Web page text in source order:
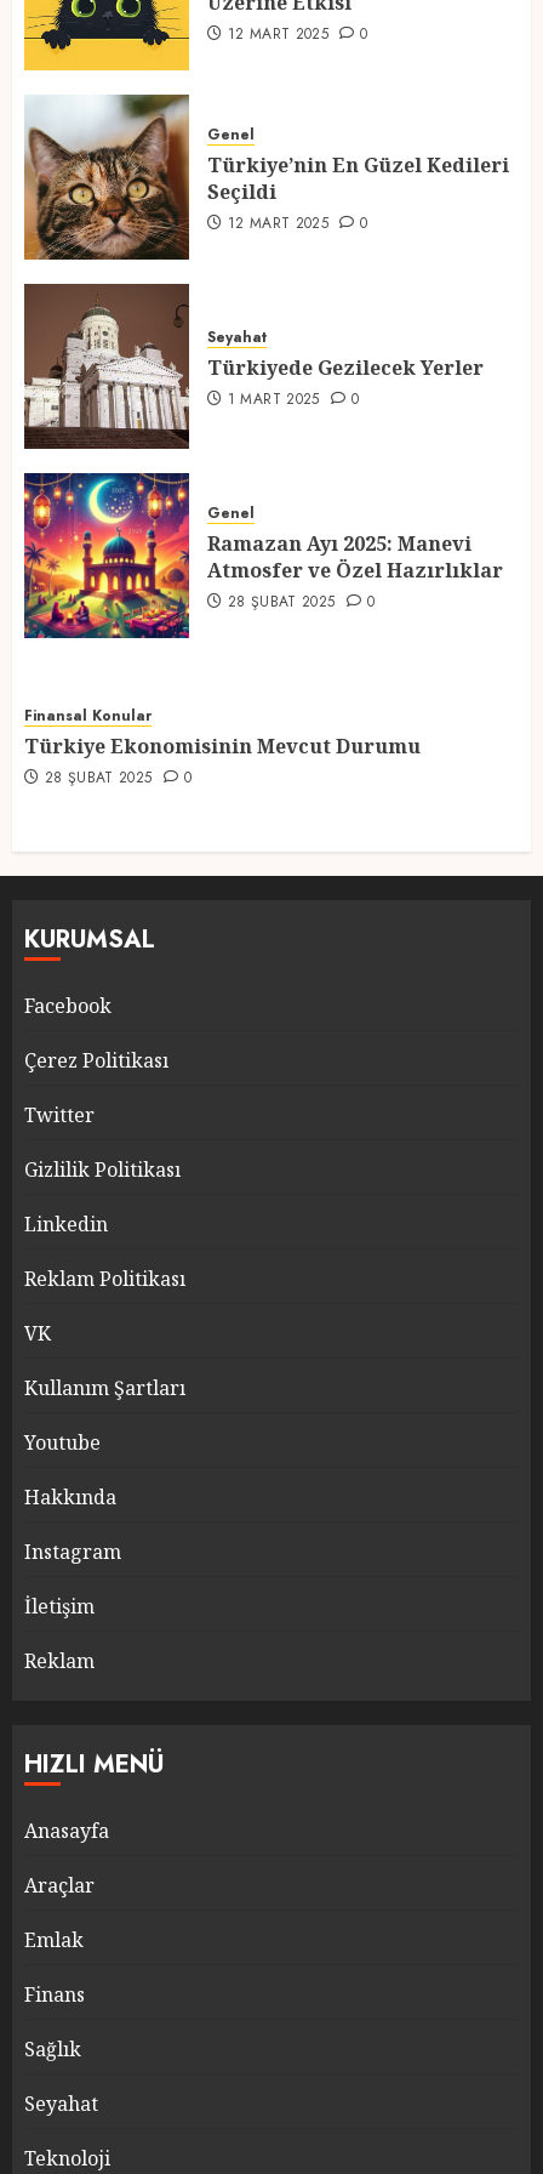
2
3
Seçildi
12 MART 2025 0
4
1 MART 2025
5
Atmosfer ve Özel Hazırlıklar
28 ŞUBAT 2025 0
12 MART 2025 0
Genel
Türkiye’nin En Güzel Kedileri
Seçildi
12 MART 2025 0
Seyahat
Türkiyede Gezilecek Yerler
1 MART 2025 0
Genel
Ramazan Ayı 2025: Manevi
Atmosfer ve Özel Hazırlıklar
28 ŞUBAT 2025 0
Finansal Konular
Türkiye Ekonomisinin Mevcut Durumu
28 ŞUBAT 2025 0
KURUMSAL
Facebook
Çerez Politikası
Twitter
Gizlilik Politikası
Linkedin
Reklam Politikası
VK
Kullanım Şartları
Youtube
Hakkında
Instagram
İletişim
Reklam
HIZLI MENÜ
Anasayfa
Araçlar
Emlak
Finans
Sağlık
Seyahat
Teknoloji